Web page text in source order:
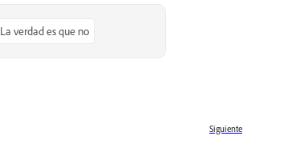
La verdad es que no
Siguiente